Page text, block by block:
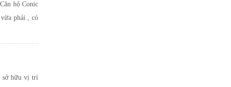
hộ Conic
phải , có
sở hữu vị trí